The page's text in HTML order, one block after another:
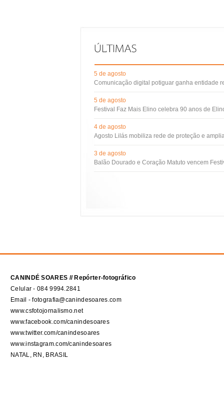
5 de agosto
Comunicação digital potiguar ganha entidade
5 de agosto
Festival Faz Mais Elino celebra 90 anos de
4 de agosto
Agosto Lilás mobiliza rede de proteção e
3 de agosto
Balão Dourado e Coração Matuto vencem
CANINDÉ SOARES // Repórter-fotográfico
Celular - 084 9994.2841
Email - fotografia@canindesoares.com
www.csfotojornalismo.net
www.facebook.com/canindesoares
www.twitter.com/canindesoares
www.instagram.com/canindesoares
NATAL, RN, BRASIL